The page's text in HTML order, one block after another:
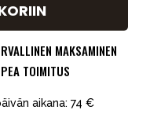
MAKSAMINEN
TOIMITUS
aikana: 74 €